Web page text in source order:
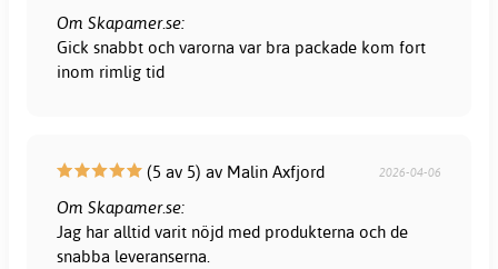
Om Skapamer.se:
Gick snabbt och varorna var bra packade kom fort
inom rimlig tid
(5 av 5) av Malin Axfjord 2026-04-06
Om Skapamer.se:
Jag har alltid varit nöjd med produkterna och de
snabba leveranserna.